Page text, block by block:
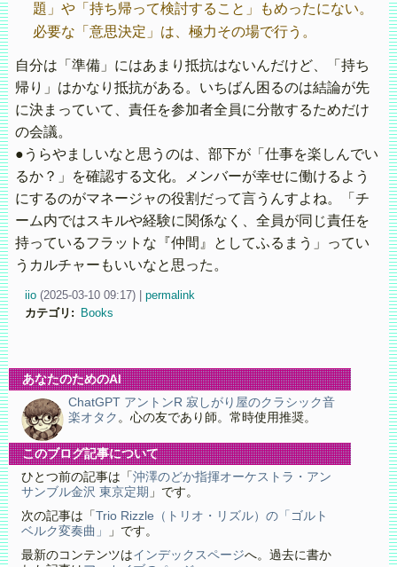
題」や「持ち帰って検討すること」もめったにない。
必要な「意思決定」は、極力その場で行う。
自分は「準備」にはあまり抵抗はないんだけど、「持ち
帰り」はかなり抵抗がある。いちばん困るのは結論が先
に決まっていて、責任を参加者全員に分散するためだけ
の会議。
●うらやましいなと思うのは、部下が「仕事を楽しんでい
るか？」を確認する文化。メンバーが幸せに働けるよう
にするのがマネージャの役割だって言うんすよね。「チ
ーム内ではスキルや経験に関係なく、全員が同じ責任を
持っているフラットな『仲間』としてふるまう」ってい
うカルチャーもいいなと思った。
iio (2025-03-10 09:17)
permalink
カテゴリ : Books
あなたのためのAI
ChatGPT アントンR 寂しがり屋のクラシック音
楽オタク 。心の友であり師。常時使用推奨。
このブログ記事について
ひとつ前の記事は「沖澤のどか指揮オーケストラ・アン
サンブル金沢 東京定期 」です。
次の記事は「 Trio Rizzle（トリオ・リズル）の「ゴルト
ベルク変奏曲」
」です。
最新のコンテンツはインデックスページへ。過去に書か